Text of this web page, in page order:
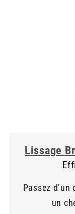
Lissage
Passez
un